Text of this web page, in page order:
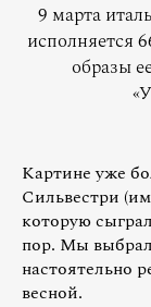
9 марта
исполняется
образы
Картине уже
Сильвестри
которую
пор. Мы
настоятельно
весной.